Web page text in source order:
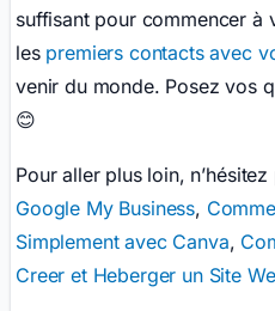
suffisant pour commencer à
les premiers contacts avec
venir du monde. Posez vos
😊
Pour aller plus loin,
Google My Business,
Simplement avec Canva,
Creer et Heberger un Site